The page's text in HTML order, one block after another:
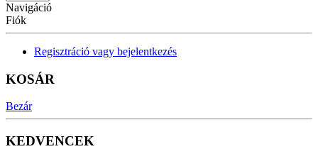
Navigáció
Fiók
Regisztráció vagy bejelentkezés
KOSÁR
Bezár
KEDVENCEK